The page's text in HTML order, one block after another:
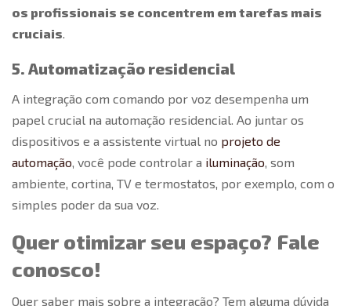
os profissionais se concentrem em tarefas mais
cruciais.
5. Automatização residencial
A integração com comando por voz desempenha um
papel crucial na automação residencial. Ao juntar os
dispositivos e a assistente virtual no projeto de
automação, você pode controlar a iluminação, som
ambiente, cortina, TV e termostatos, por exemplo, com o
simples poder da sua voz.
Quer otimizar seu espaço? Fale
conosco!
Quer saber mais sobre a integração? Tem alguma dúvida